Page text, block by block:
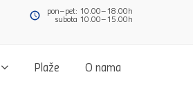
pon–pet: 10.00–18.00h
subota 10.00–15.00h
Plaže O nama